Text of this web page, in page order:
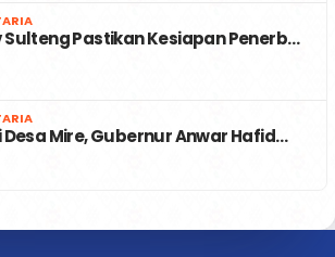
Sulteng Pastikan Kesiapan Penerb…
Mire, Gubernur Anwar Hafid…